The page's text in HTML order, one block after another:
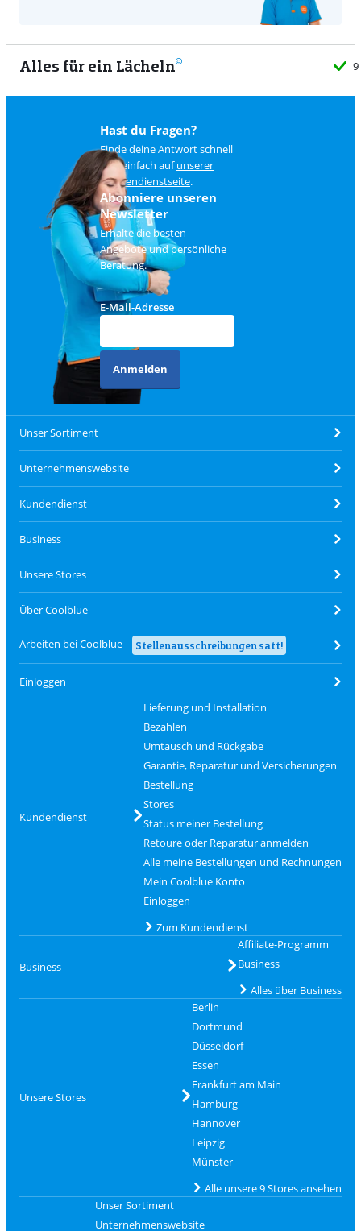
Alles für ein Lächeln 9
Hast du Fragen?
Finde deine Antwort schnell
und einfach aufunserer
Kundendienstseite.
Abonniere unseren
Newsletter
Erhalte die besten
Angebote und persönliche
Beratung.
E-Mail-Adresse
Anmelden
Unser Sortiment
Unternehmenswebsite
Kundendienst
Business
Unsere Stores
Über Coolblue
Arbeiten bei Coolblue Stellenausschreibungen satt!
Einloggen
Kundendienst
Lieferung und Installation
Bezahlen
Umtausch und Rückgabe
Garantie, Reparatur und Versicherungen
Bestellung
Stores
Status meiner Bestellung
Retoure oder Reparatur anmelden
Alle meine Bestellungen und Rechnungen
Mein Coolblue Konto
Einloggen
Zum Kundendienst
Business
Affiliate-Programm
Business
Alles über Business
Unsere Stores
Berlin
Dortmund
Düsseldorf
Essen
Frankfurt am Main
Hamburg
Hannover
Leipzig
Münster
Alle unsere 9 Stores ansehen
Unser Sortiment
Unternehmenswebsite